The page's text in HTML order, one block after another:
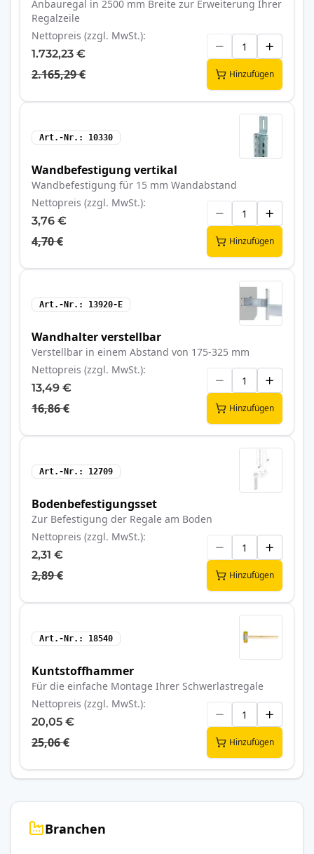
Anbauregal in 2500 mm Breite zur Erweiterung Ihrer
Regalzeile
Nettopreis (zzgl. MwSt.)
1.732,23 €
2.165,29 € Hinzufügen
Art.-Nr. 10330
Wandbefestigung vertikal
Wandbefestigung für 15 mm Wandabstand
Nettopreis (zzgl. MwSt.)
3,76 €
4,70 € Hinzufügen
Art.-Nr. 13920-E
Wandhalter verstellbar
Verstellbar in einem Abstand von 175-325 mm
Nettopreis (zzgl. MwSt.)
13,49 €
16,86 € Hinzufügen
Art.-Nr. 12709
Bodenbefestigungsset
Zur Befestigung der Regale am Boden
Nettopreis (zzgl. MwSt.)
2,31 €
2,89 € Hinzufügen
Art.-Nr. 18540
Kuntstoffhammer
Für die einfache Montage Ihrer Schwerlastregale
Nettopreis (zzgl. MwSt.)
20,05 €
25,06 € Hinzufügen
Branchen